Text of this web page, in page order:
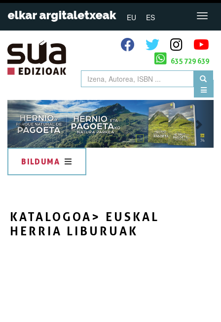
EU ES
635 729 639
Previous
BILDUMA
KATALOGOA > EUSKAL
HERRIA LIBURUAK